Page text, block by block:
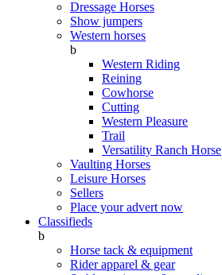
Dressage Horses
Show jumpers
Western horses
b
Western Riding
Reining
Cowhorse
Cutting
Western Pleasure
Trail
Versatility Ranch Horse
Vaulting Horses
Leisure Horses
Sellers
Place your advert now
Classifieds
b
Horse tack & equipment
Rider apparel & gear